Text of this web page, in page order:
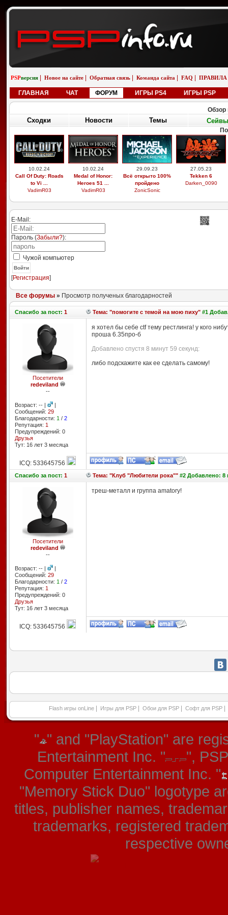
PSPверсия Новое на сайте Обратная связь Команда сайта FAQ ПРАВИЛА
ГЛАВНАЯ ЧАТ ФОРУМ ИГРЫ PS4 ИГРЫ PSP
Обзор
Сходки Новости Темы Сейвы
10.02.24
Call Of Duty: Roads
to Vi ...
VadimR03
10.02.24
Medal of Honor:
Heroes 51 ...
VadimR03
29.09.23
Всё открыто 100%
пройдено
ZonicSonic
27.05.23
Tekken 6
Darken_0090
E-Mail:
Пароль (Забыли?):
Чужой компьютер
Войти
[Регистрация]
Все форумы» Просмотр полученых благодарностей
Спасибоза пост: 1 Тема: "помогите с темой на мою пиху"#1
Посетители
redeviland
--
Возраст: -- |
|
Сообщений: 29
Благодарности: 1 / 2
Репутация: 1
Предупреждений: 0
Друзья
Тут: 16 лет 3 месяцa
я хотел бы себе ctf тему рестлинга! у кого
проша 6.35про-б
Добавлено спустя 8 минут 59 секунд:
либо подскажите как ее сделать самому!
ICQ: 533645756
Спасибоза пост: 1 Тема: "Клуб "Любители рока""#2 Добавлено: 8
Посетители
redeviland
--
Возраст: -- |
|
Сообщений: 29
Благодарности: 1 / 2
Репутация: 1
Предупреждений: 0
Друзья
Тут: 16 лет 3 месяцa
треш-металл и группа amatory!
ICQ: 533645756
Flash игры onLine Игры для PSP Обои для PSP Софт для PSP
" " and "PlayStation" are
Entertainment Inc. "
",
Computer Entertainment Inc. "
"Memory Stick Duo" logotype
titles, publisher names,
trademarks, registered
respective